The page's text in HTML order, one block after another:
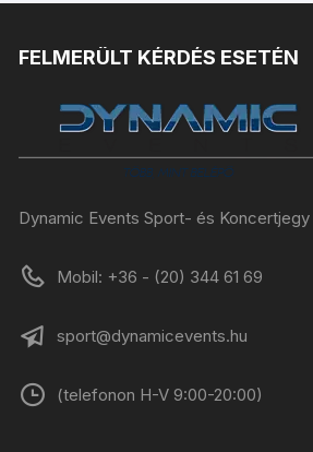
FELMERÜLT KÉRDÉS ESETÉN
Dynamic Events Sport- és Koncertjegy
Mobil: +36 - (20) 344 61 69
sport@dynamicevents.hu
(telefonon H-V 9:00-20:00)